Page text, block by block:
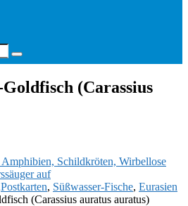
(Carassius
Amphibien, Schildkröten, Wirbellose
auf
, Süßwasser-Fische, Eurasien
(Carassius auratus auratus)